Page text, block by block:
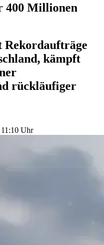
400 Millionen
Rekordaufträge
kämpft
rückläufiger
Uhr